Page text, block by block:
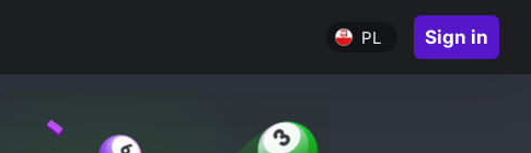
PL Sign in